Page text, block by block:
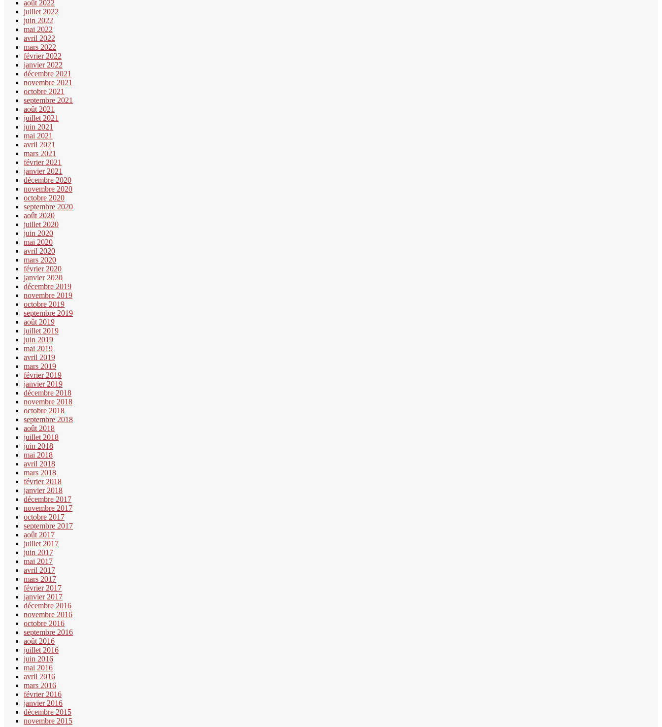
août 2022
juillet 2022
juin 2022
mai 2022
avril 2022
mars 2022
février 2022
janvier 2022
décembre 2021
novembre 2021
octobre 2021
septembre 2021
août 2021
juillet 2021
juin 2021
mai 2021
avril 2021
mars 2021
février 2021
janvier 2021
décembre 2020
novembre 2020
octobre 2020
septembre 2020
août 2020
juillet 2020
juin 2020
mai 2020
avril 2020
mars 2020
février 2020
janvier 2020
décembre 2019
novembre 2019
octobre 2019
septembre 2019
août 2019
juillet 2019
juin 2019
mai 2019
avril 2019
mars 2019
février 2019
janvier 2019
décembre 2018
novembre 2018
octobre 2018
septembre 2018
août 2018
juillet 2018
juin 2018
mai 2018
avril 2018
mars 2018
février 2018
janvier 2018
décembre 2017
novembre 2017
octobre 2017
septembre 2017
août 2017
juillet 2017
juin 2017
mai 2017
avril 2017
mars 2017
février 2017
janvier 2017
décembre 2016
novembre 2016
octobre 2016
septembre 2016
août 2016
juillet 2016
juin 2016
mai 2016
avril 2016
mars 2016
février 2016
janvier 2016
décembre 2015
novembre 2015